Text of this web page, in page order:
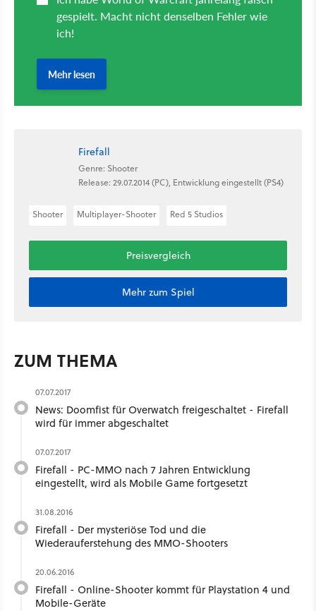
Firefall
Genre: Shooter
Release: 29.07.2014 (PC), Entwicklung eingestellt (PS4)
Shooter Multiplayer-Shooter Red 5 Studios
Preisvergleich
Mehr zum Spiel
ZUM THEMA
07.07.2017
News: Doomfist für Overwatch freigeschaltet - Firefall
wird für immer abgeschaltet
07.07.2017
Firefall - PC-MMO nach 7 Jahren Entwicklung
eingestellt, wird als Mobile Game fortgesetzt
31.08.2016
Firefall - Der mysteriöse Tod und die
Wiederauferstehung des MMO-Shooters
20.06.2016
Firefall - Online-Shooter kommt für Playstation 4 und
Mobile-Geräte